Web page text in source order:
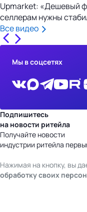
Upmarket: «Дешевый
селлерам нужны
Все видео
Мы в соцсетях
Подпишитесь
на новости ритейла
Получайте новости
индустрии ритейла
Нажимая на кнопку, вы
обработку своих